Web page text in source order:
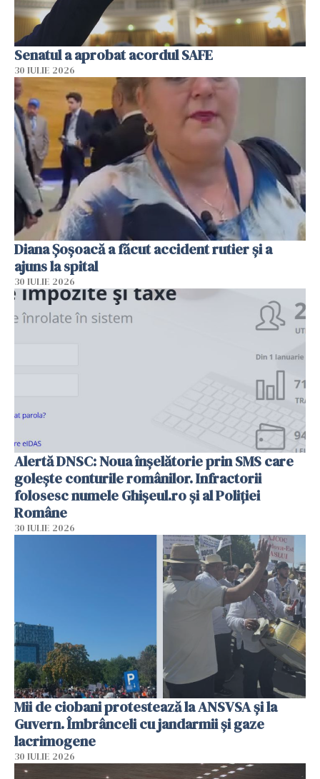
Senatul a aprobat acordul SAFE
30 IULIE 2026
Diana Șoșoacă a făcut accident rutier și a
ajuns la spital
30 IULIE 2026
Alertă DNSC: Noua înșelătorie prin SMS care
golește conturile românilor. Infractorii
folosesc numele Ghișeul.ro și al Poliției
Române
30 IULIE 2026
Mii de ciobani protestează la ANSVSA și la
Guvern. Îmbrânceli cu jandarmii și gaze
lacrimogene
30 IULIE 2026